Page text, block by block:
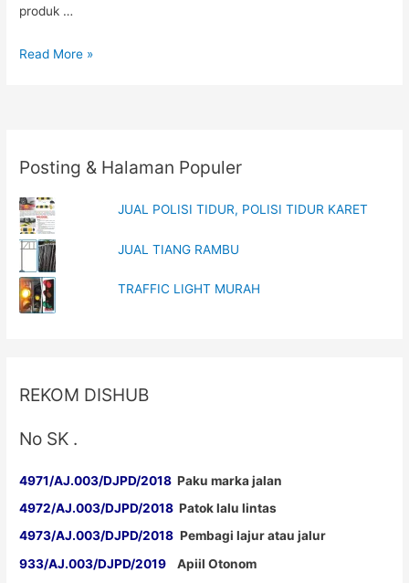
produk …
Harga
Delineator
Besi,
Distributor
Delineator
Terpercaya
Read More »
Posting & Halaman Populer
JUAL POLISI TIDUR, POLISI TIDUR KARET
JUAL TIANG RAMBU
TRAFFIC LIGHT MURAH
REKOM DISHUB
No SK .
4971/AJ.003/DJPD/2018 Paku marka jalan
4972/AJ.003/DJPD/2018 Patok lalu lintas
4973/AJ.003/DJPD/2018 Pembagi lajur atau jalur
933/AJ.003/DJPD/2019 Apiil Otonom